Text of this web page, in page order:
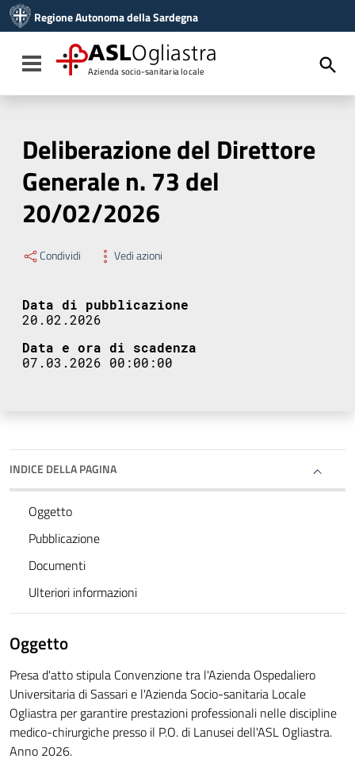
Vai al menu di navigazione
Vai al footer
Regione Autonoma della Sardegna
Toggle navigation
ASLOgliastra
Azienda socio-sanitaria locale
Deliberazione del Direttore
Generale n. 73 del
20/02/2026
Condividi Vedi azioni
Data di pubblicazione
20.02.2026
Data e ora di scadenza
07.03.2026 00:00:00
INDICE DELLA PAGINA
Oggetto
Pubblicazione
Documenti
Ulteriori informazioni
Oggetto
Presa d'atto stipula Convenzione tra l'Azienda Ospedaliero
Universitaria di Sassari e l'Azienda Socio-sanitaria Locale
Ogliastra per garantire prestazioni professionali nelle discipline
medico-chirurgiche presso il P.O. di Lanusei dell'ASL Ogliastra.
Anno 2026.